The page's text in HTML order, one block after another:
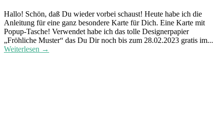
Hallo! Schön, daß Du wieder vorbei schaust! Heute habe ich die
Anleitung für eine ganz besondere Karte für Dich. Eine Karte mit
Popup-Tasche! Verwendet habe ich das tolle Designerpapier
„Fröhliche Muster“ das Du Dir noch bis zum 28.02.2023 gratis im...
Weiterlesen →